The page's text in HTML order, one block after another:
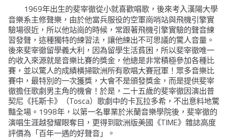
1969年出生的斐宰徹從小就喜歡唱歌，後來考入漢陽大學
音樂系主修聲樂，由於他當兵服役的空軍崗哨站與飛機引擎實
驗場很近，所以他站崗的時候，常跟著飛機引擎實驗的聲音練
習發聲，這種獨特的練習法，讓他練出不可思議的驚人音量。
後來斐宰徹留學義大利，因為留學生活貧困，所以斐宰徹唯一
的收入來源就是音樂比賽的獎金，他總是非常積極參加各種比
賽，並以驚人的成績橫掃歐洲所有歌唱大賽冠軍！眾多音樂比
賽中，最特別的一次獲獎，大會不是頒發獎金，而是提供斐宰
徹擔任歌劇男主角的機會！於是，二十五歲的斐宰徹因演出普
契尼《托斯卡》（Tosca）歌劇中的卡瓦拉多希，不出意料地驚
豔全場。 1998年，以第一名畢業於米蘭音樂學院後，斐宰徹的
演唱生涯越發耀眼奪目，更得到歐洲版美國《TIME》雜誌高度
評價為「百年一遇的好聲音」。